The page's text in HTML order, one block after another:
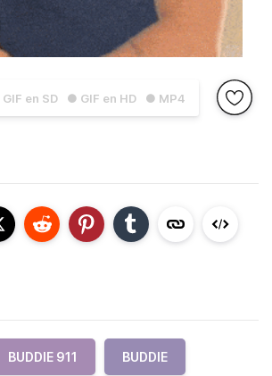
en SD ● GIF en HD ● MP4
BUDDIE 911 BUDDIE